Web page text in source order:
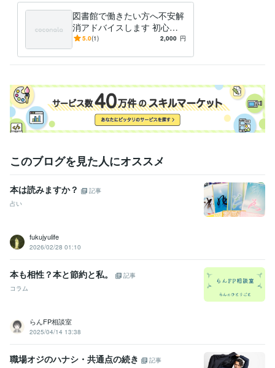
図書館で働きたい方へ不安解
消アドバイスします 初心者
も自信をもって業務に当たれ
5.0(1) 2,000 円
このブログを見た人にオススメ
本は読みますか？
記事
占い
fukujyulife
2026/02/28 01:10
本も相性？本と節約と私。
記事
コラム
らんFP相談室
2025/04/14 13:38
職場オジのハナシ・共通点の続き
記事